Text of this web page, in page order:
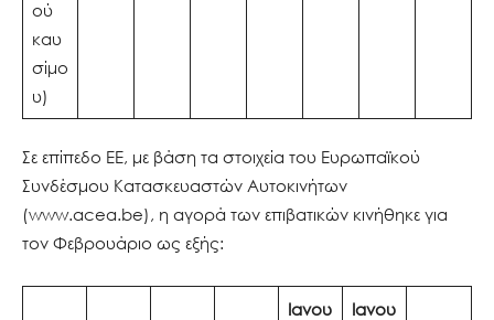
ού
καυ
σίμο
υ)
Σε επίπεδο ΕΕ, με βάση τα στοιχεία του Ευρωπαϊκού
Συνδέσμου Κατασκευαστών Αυτοκινήτων
(www.acea.be), η αγορά των επιβατικών κινήθηκε για
τον Φεβρουάριο ως εξής:
Ιανου
Ιανου